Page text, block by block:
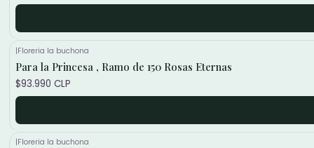
|Floreria la buchona
Para la Princesa , Ramo de 150 Rosas Eternas
$93.990 CLP
|Floreria la buchona